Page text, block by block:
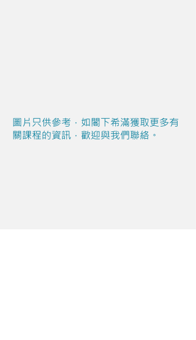
圖片只供參考，如閣下希滿獲取更多有
關課程的資訊，歡迎與我們聯絡。